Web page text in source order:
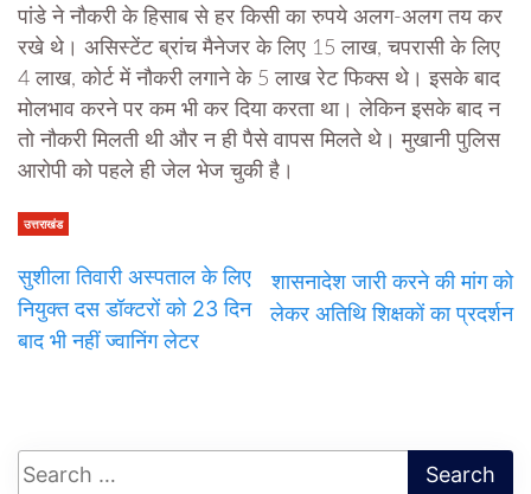
पांडे ने नौकरी के हिसाब से हर किसी का रुपये अलग-अलग तय कर
रखे थे। असिस्टेंट ब्रांच मैनेजर के लिए 15 लाख, चपरासी के लिए
4 लाख, कोर्ट में नौकरी लगाने के 5 लाख रेट फिक्स थे। इसके बाद
मोलभाव करने पर कम भी कर दिया करता था। लेकिन इसके बाद न
तो नौकरी मिलती थी और न ही पैसे वापस मिलते थे। मुखानी पुलिस
आरोपी को पहले ही जेल भेज चुकी है।
उत्तराखंड
सुशीला तिवारी अस्पताल के लिए
नियुक्त दस डॉक्टरों को 23 दिन
बाद भी नहीं ज्‍वान‍िंग लेटर
शासनादेश जारी करने की मांग को
लेकर अतिथि शिक्षकों का प्रदर्शन